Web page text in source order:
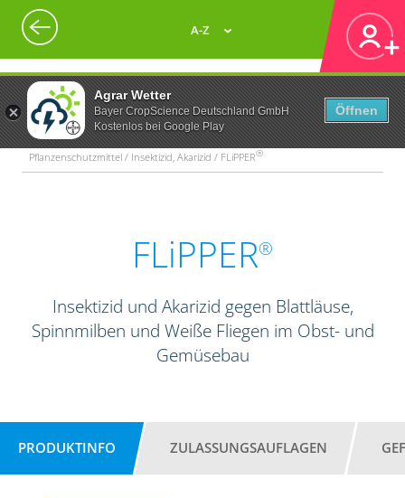
Agrar Wetter
Bayer CropScience Deutschland GmbH
Kostenlos bei Google Play
Öffnen
A-Z
Pflanzenschutzmittel / Insektizid, Akarizid / FLiPPER®
FLiPPER®
Insektizid und Akarizid gegen Blattläuse,
Spinnmilben und Weiße Fliegen im Obst- und
Gemüsebau
PRODUKTINFO ZULASSUNGSAUFLAGEN